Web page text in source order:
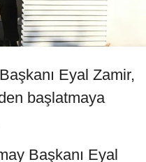
Eyal Zamir,
başlatmaya
Başkanı Eyal